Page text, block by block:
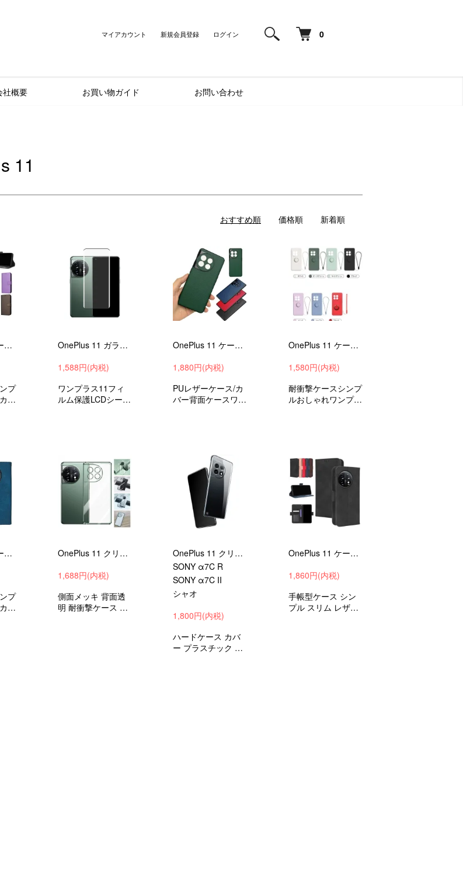
0
マイアカウント 新規会員登録 ログイン
社概要 お買い物ガイド お問い合わせ
11
おすすめ順 価格順 新着順
OnePlus 11 ケース 手帳型 スタンド機能 カード収納 紐 ストラップ付き PUレザー ワンプラス11 手帳型レザーケース
プ
バ
OnePlus 11 ガラスフィルム 強化ガラス 液晶保護 9H 液晶保護シート ワンプラス11 液晶保護 ガラスシート 画面保護
1,588円(内税)
ワンプラス11フィ
ルム保護LCDシール
OnePlus 11 ケース カバー PUレザー 背面レザーケース シンプル ワンプラス11 アンドロイド おすすめ
1,880円(内税)
PUレザーケース/カ
バー背面ケースワン
OnePlus 11 ケース カバー 耐衝撃 分離型スマホリング付きソフトケース ワンプラス11 アンドロイド スマートフォン/スマフォ/スマホケース/カバー
1,580円(内税)
耐衝撃ケースシンプ
ルおしゃれワンプラ
OnePlus 11 ケース 手帳型 スタンド機能 PUレザー ワンプラス11 手帳型レザーケース アンドロイド スマフォ スマホ スマートフォンケース/カバー
プ
バ
OnePlus 11 クリアケース カバー 耐衝撃 側面メッキ 背面透明 ソフトケース ワンプラス11 スマホケース/カバー
1,688円(内税)
側面メッキ 背面透
明 耐衝撃ケース TP
OnePlus 11 クリアケース カバー 透明 ハードカバー ストラップ穴 【対応機種】 SONY α7 IV
SONY α7C R
SONY α7C II
シャオ
1,800円(内税)
ハードケース カバ
ー プラスチック シ
OnePlus 11 ケース ワンプラス11 アンドロイド スマフォ スマホ スマートフォンケース/カバー
1,860円(内税)
手帳型ケース シン
プル スリム レザー